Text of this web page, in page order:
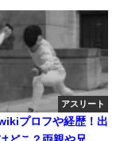
アスリート
プロフや経歴！出